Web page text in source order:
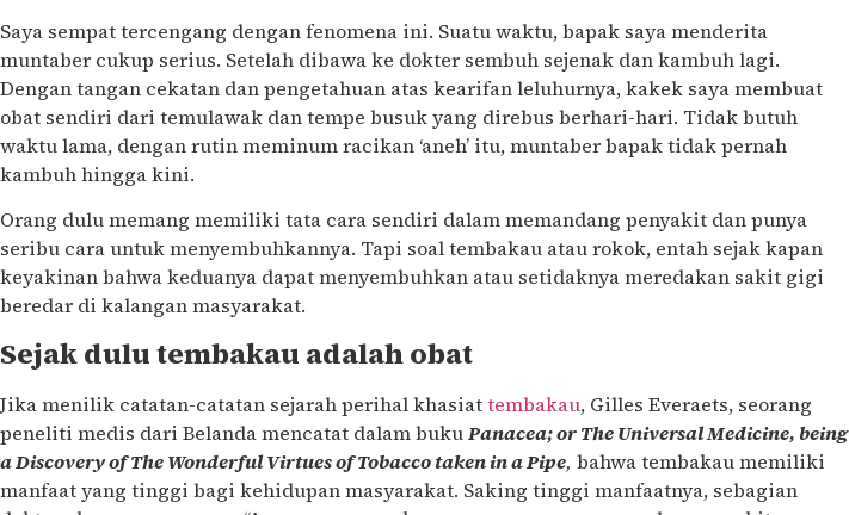
Saya sempat tercengang dengan fenomena ini. Suatu waktu, bapak saya menderita
muntaber cukup serius. Setelah dibawa ke dokter sembuh sejenak dan kambuh lagi.
Dengan tangan cekatan dan pengetahuan atas kearifan leluhurnya, kakek saya membuat
obat sendiri dari temulawak dan tempe busuk yang direbus berhari-hari. Tidak butuh
waktu lama, dengan rutin meminum racikan ‘aneh’ itu, muntaber bapak tidak pernah
kambuh hingga kini.
Orang dulu memang memiliki tata cara sendiri dalam memandang penyakit dan punya
seribu cara untuk menyembuhkannya. Tapi soal tembakau atau rokok, entah sejak kapan
keyakinan bahwa keduanya dapat menyembuhkan atau setidaknya meredakan sakit gigi
beredar di kalangan masyarakat.
Sejak dulu tembakau adalah obat
Jika menilik catatan-catatan sejarah perihal khasiattembakau, Gilles Everaets, seorang
peneliti medis dari Belanda mencatat dalam bukuPanacea; or The Universal Medicine, being
a Discovery of The Wonderful Virtues of Tobacco taken in a Pipe, bahwa tembakau memiliki
manfaat yang tinggi bagi kehidupan masyarakat. Saking tinggi manfaatnya, sebagian